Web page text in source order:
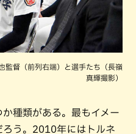
監督（前列右端）と選手たち（長嶺
真輝撮影）
種類がある。最もイメー
ろう。2010年にはトルネ